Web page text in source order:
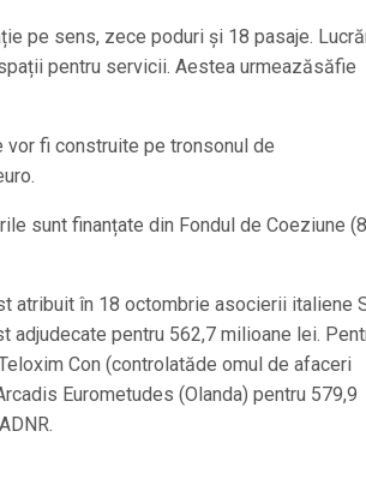
pe sens, zece poduri și 18 pasaje.
pentru servicii. Aestea urmeazăsăfie
vor fi construite pe tronsonul de
sunt finanțate din Fondul de Coeziune
atribuit în 18 octombrie asocierii italiene
pentru 562,7 milioane lei.
Con (controlatăde omul de afaceri
Eurometudes (Olanda) pentru 579,9